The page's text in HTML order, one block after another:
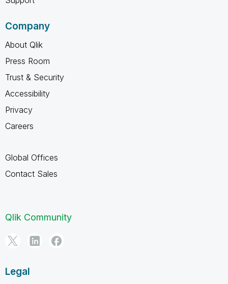
Company
About Qlik
Press Room
Trust & Security
Accessibility
Privacy
Careers
Global Offices
Contact Sales
Qlik Community
Legal